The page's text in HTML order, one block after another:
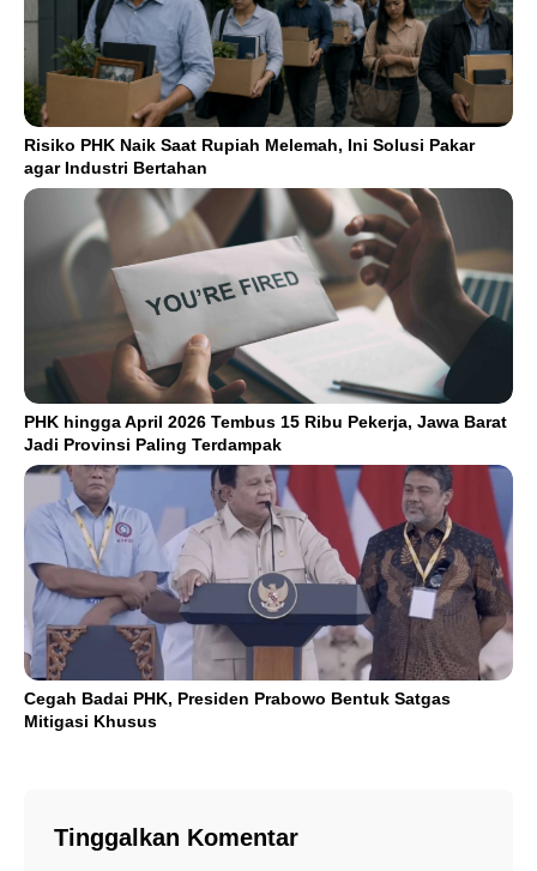
Risiko PHK Naik Saat Rupiah Melemah, Ini Solusi Pakar
agar Industri Bertahan
PHK hingga April 2026 Tembus 15 Ribu Pekerja, Jawa Barat
Jadi Provinsi Paling Terdampak
Cegah Badai PHK, Presiden Prabowo Bentuk Satgas
Mitigasi Khusus
Tinggalkan Komentar